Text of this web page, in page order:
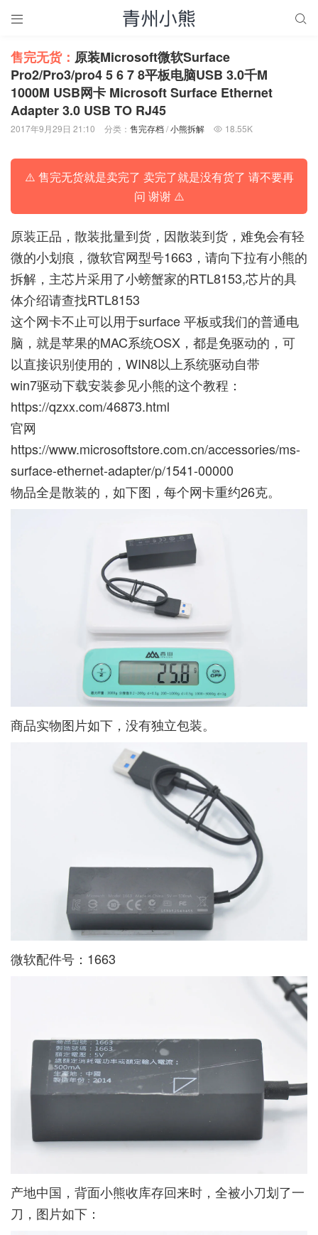
 
售完无货： 原装Microsoft微软Surface
Pro2/Pro3/pro4 5 6 7 8平板电脑USB 3.0千M
1000M USB网卡 Microsoft Surface Ethernet
Adapter 3.0 USB TO RJ45
2017年9月29日 21:10 分类： 售完存档/小熊拆解  18.55K
⚠️ 售完无货就是卖完了 卖完了就是没有货了 请不要再
问 谢谢 ⚠️
原装正品，散装批量到货，因散装到货，难免会有轻
微的小划痕，微软官网型号1663，请向下拉有小熊的
拆解，主芯片采用了小螃蟹家的RTL8153,芯片的具
体介绍请查找RTL8153
这个网卡不止可以用于surface 平板或我们的普通电
脑，就是苹果的MAC系统OSX，都是免驱动的，可
以直接识别使用的，WIN8以上系统驱动自带
win7驱动下载安装参见小熊的这个教程：
https://qzxx.com/46873.html
官网
https://www.microsoftstore.com.cn/accessories/ms-
surface-ethernet-adapter/p/1541-00000
物品全是散装的，如下图，每个网卡重约26克。
商品实物图片如下，没有独立包装。
微软配件号：1663
产地中国，背面小熊收库存回来时，全被小刀划了一
刀，图片如下：